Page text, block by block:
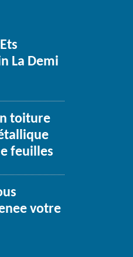
La Demi
toiture
feuilles
votre